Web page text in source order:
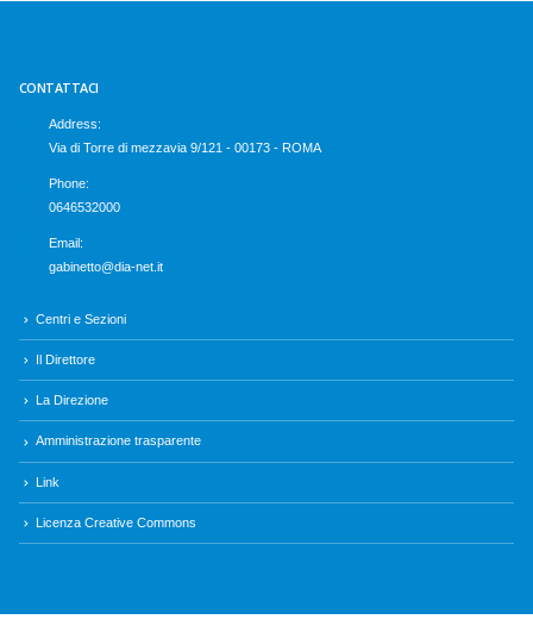
CONTATTACI
Address:
Via di Torre di mezzavia 9/121 - 00173 - ROMA
Phone:
0646532000
Email:
gabinetto@dia-net.it
Centri e Sezioni
Il Direttore
La Direzione
Amministrazione trasparente
Link
Licenza Creative Commons